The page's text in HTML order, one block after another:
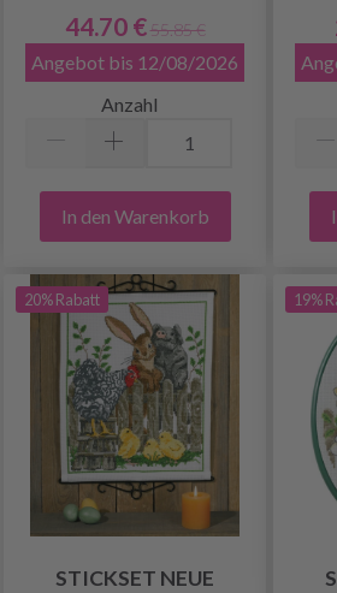
44.70 € 55.85 €
Angebot bis 12/08/2026
Anzahl
In den Warenkorb
20% Rabatt
STICKSET NEUE
19%